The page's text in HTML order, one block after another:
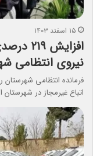
۱۵ اسفند ۱۴۰۳
نیروی انتظامی
فرمانده انتظامی
اتباع غیرمجاز در